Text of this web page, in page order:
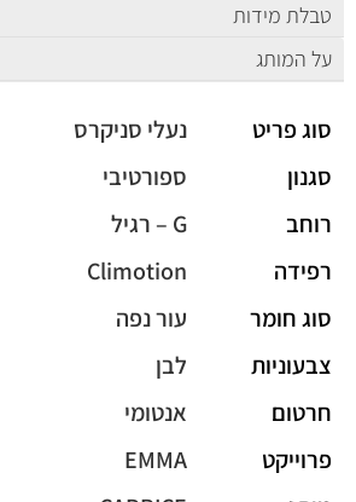
טבלת מידות
על המותג
סוג פריט
נעלי סניקרס
סגנון
ספורטיבי
רוחב
G – רגיל
רפידה
Climotion
סוג חומר
עור נפה
צבעוניות
לבן
חרטום
אנטומי
פרוייקט
EMMA